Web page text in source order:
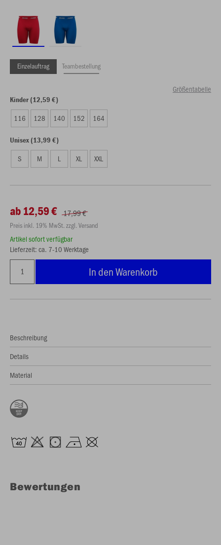
Einzelauftrag Teambestellung
Größentabelle
Kinder (12,59 €)
116 128 140 152 164
Unisex (13,99 €)
S M L XL XXL
ab 12,59 € 17,99 €
Preis inkl. 19% MwSt. zzgl. Versand
Artikel sofort verfügbar
Lieferzeit: ca. 7-10 Werktage
In den Warenkorb
Beschreibung
Details
Material
Bewertungen